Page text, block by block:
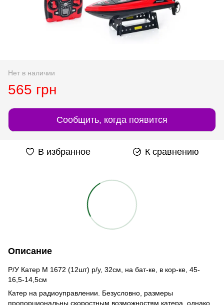
Нет в наличии
565 грн
Сообщить, когда появится
В избранное К сравнению
Описание
Р/У Катер M 1672 (12шт) р/у, 32см, на бат-ке, в кор-ке, 45-
16,5-14,5см
Катер на радиоуправлении. Безусловно, размеры
пропорциональны скоростным возможностям катера, однако